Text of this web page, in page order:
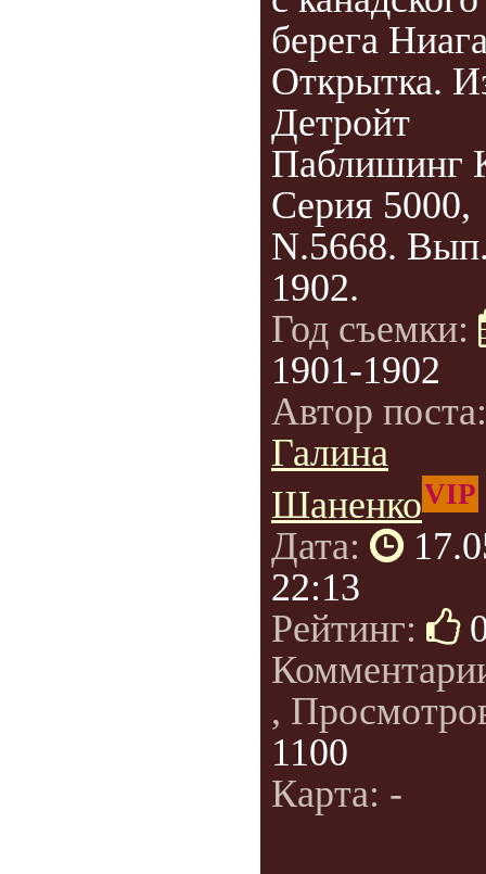
берега
Открытка.
Детройт
Паблишинг
Серия 5000,
N.5668.
1902.
Год съемки:
1901-1902
Автор
Галина
ШаненкоVIP
Дата:
22:13
Рейтинг:
,
1100
Карта: -